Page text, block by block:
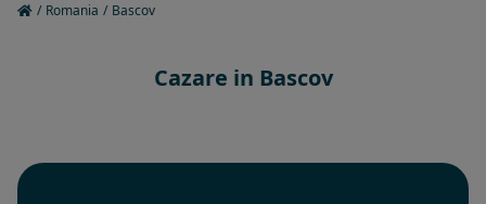
/ Romania / Bascov
Cazare in Bascov